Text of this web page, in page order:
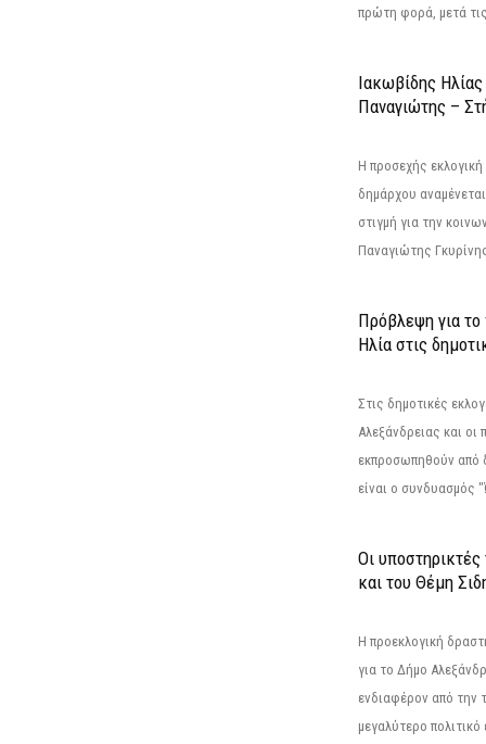
πρώτη φορά, μετά τις
Ιακωβίδης
Παναγιώτης –
Η προσεχής
δημάρχου
στιγμή για την
Παναγιώτης
Πρόβλεψη για
Ηλία στις
Στις δημοτικές
Αλεξάνδρειας και οι
εκπροσωπηθούν από
είναι ο συνδυασμός
Οι
και του Θέμη
Η προεκλογική
για το Δήμο
ενδιαφέρον από την
μεγαλύτερο